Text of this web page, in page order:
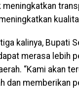
kalinya, Bupati
merasa lebih
“Kami akan
dan memberikan